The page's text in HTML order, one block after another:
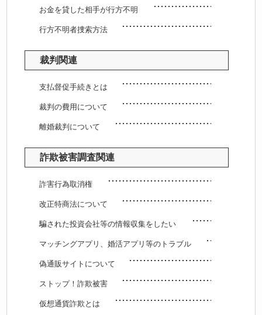
お金を貸した相手が行方不明
行方不明者捜索方法
裁判関連
支払督促手続きとは
裁判の費用について
離婚裁判について
詐欺被害調査関連
詐害行為取消権
改正特商法について
騙された投資会社等の情報収集をしたい
マッチングアプリ、婚活アプリ等のトラブル
偽通販サイトについて
ストップ！詐欺被害
仮想通貨詐欺とは